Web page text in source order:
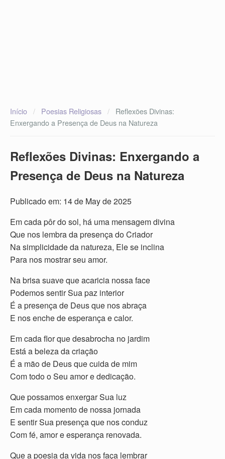
Início / Poesias Religiosas /
Reflexões Divinas:
Enxergando a Presença de Deus na Natureza
Reflexões Divinas: Enxergando a
Presença de Deus na Natureza
Publicado em: 14 de May de 2025
Em cada pôr do sol, há uma mensagem divina
Que nos lembra da presença do Criador
Na simplicidade da natureza, Ele se inclina
Para nos mostrar seu amor.
Na brisa suave que acaricia nossa face
Podemos sentir Sua paz interior
É a presença de Deus que nos abraça
E nos enche de esperança e calor.
Em cada flor que desabrocha no jardim
Está a beleza da criação
É a mão de Deus que cuida de mim
Com todo o Seu amor e dedicação.
Que possamos enxergar Sua luz
Em cada momento de nossa jornada
E sentir Sua presença que nos conduz
Com fé, amor e esperança renovada.
Que a poesia da vida nos faça lembrar